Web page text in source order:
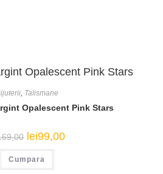
, Talismane
Opalescent Pink Stars
Prețul
inițial
a
fost:
lei169,00.
lei99,00Prețul
Cumpara